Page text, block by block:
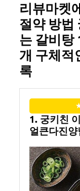
리뷰마켓
절약 방법
는 갈비탕
개 구체적
록
1. 궁키친
얼큰다진